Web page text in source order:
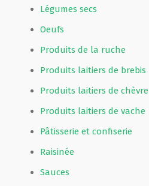
Légumes secs
Oeufs
Produits de la ruche
Produits laitiers de brebis
Produits laitiers de chèvre
Produits laitiers de vache
Pâtisserie et confiserie
Raisinée
Sauces